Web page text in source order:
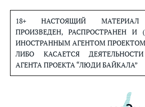
содержанию
18+ НАСТОЯЩИЙ МАТЕРИАЛ
ПРОИЗВЕДЕН, РАСПРОСТРАНЕН И
ИНОСТРАННЫМ АГЕНТОМ
ЛИБО КАСАЕТСЯ
АГЕНТА ПРОЕКТА “ЛЮДИ БАЙКАЛА”